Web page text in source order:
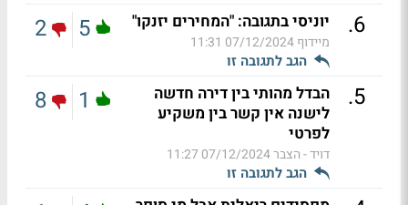
6
. יוניסי בתגובה: "המחירים יזנקו"
מיידוף07/12/2024 11:31
הגב לתגובה זו
5
2
5
.
הבדל מהותי בין דירה חדשה
לישנה אין קשר בין משקיע
לפרטי
דויד - הצבר07/12/2024 11:27
הגב לתגובה זו
1
8